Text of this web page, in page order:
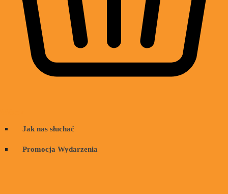
Jak nas słuchać
Promocja Wydarzenia